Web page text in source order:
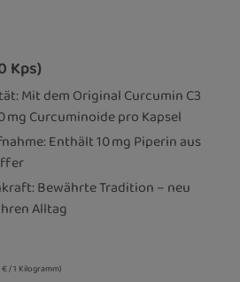
Kps)
Mit dem Original Curcumin C3
mg Curcuminoide pro Kapsel
Enthält 10 mg Piperin aus
Bewährte Tradition – neu
Alltag
/ 1 Kilogramm)